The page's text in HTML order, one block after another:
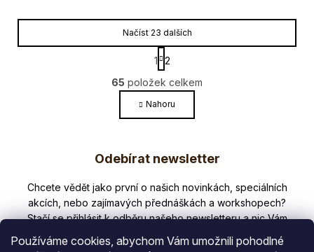
Používáme cookies, abychom Vám umožnili pohodlné
O
v
l
á
a
c
í
p
r
k
Načíst 23 dalších
S
t
r
á
n
k
á
í
1
2
65 položek celkem
Nahoru
a
Odebírat newsletter
Nezmeškejte žádné novinky či slevy!